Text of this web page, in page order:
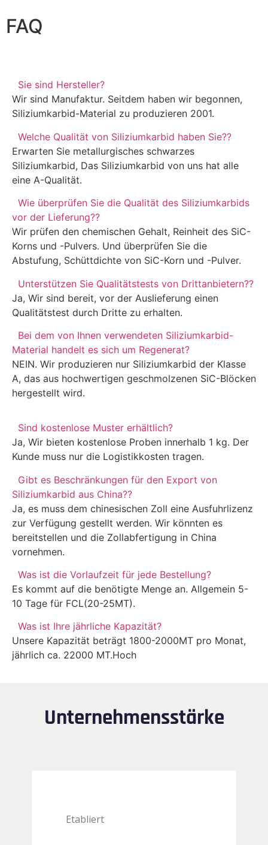
FAQ
Sie sind Hersteller?
Wir sind Manufaktur. Seitdem haben wir begonnen,
Siliziumkarbid-Material zu produzieren 2001.
Welche Qualität von Siliziumkarbid haben Sie??
Erwarten Sie metallurgisches schwarzes
Siliziumkarbid, Das Siliziumkarbid von uns hat alle
eine A-Qualität.
Wie überprüfen Sie die Qualität des Siliziumkarbids
vor der Lieferung??
Wir prüfen den chemischen Gehalt, Reinheit des SiC-
Korns und -Pulvers. Und überprüfen Sie die
Abstufung, Schüttdichte von SiC-Korn und -Pulver.
Unterstützen Sie Qualitätstests von Drittanbietern??
Ja, Wir sind bereit, vor der Auslieferung einen
Qualitätstest durch Dritte zu erhalten.
Bei dem von Ihnen verwendeten Siliziumkarbid-
Material handelt es sich um Regenerat?
NEIN. Wir produzieren nur Siliziumkarbid der Klasse
A, das aus hochwertigen geschmolzenen SiC-Blöcken
hergestellt wird.
Sind kostenlose Muster erhältlich?
Ja, Wir bieten kostenlose Proben innerhalb 1 kg. Der
Kunde muss nur die Logistikkosten tragen.
Gibt es Beschränkungen für den Export von
Siliziumkarbid aus China??
Ja, es muss dem chinesischen Zoll eine Ausfuhrlizenz
zur Verfügung gestellt werden. Wir könnten es
bereitstellen und die Zollabfertigung in China
vornehmen.
Was ist die Vorlaufzeit für jede Bestellung?
Es kommt auf die benötigte Menge an. Allgemein 5-
10 Tage für FCL(20-25MT).
Was ist Ihre jährliche Kapazität?
Unsere Kapazität beträgt 1800-2000MT pro Monat,
jährlich ca. 22000 MT.Hoch
Unternehmensstärke
Etabliert